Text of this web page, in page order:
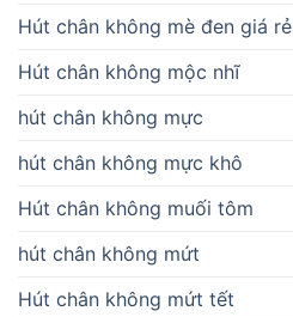
Hút chân không mè đen giá rẻ
Hút chân không mộc nhĩ
hút chân không mực
hút chân không mực khô
Hút chân không muối tôm
hút chân không mứt
Hút chân không mứt tết